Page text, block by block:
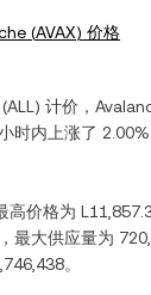
(AVAX) 价格
(ALL ) 计价，
时内 上涨了 2.00%
高价格为
，最大供应量为
。